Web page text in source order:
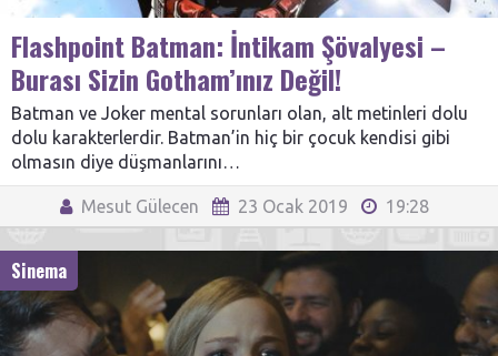
Flashpoint Batman: İntikam Şövalyesi –
Burası Sizin Gotham’ınız Değil!
Batman ve Joker mental sorunları olan, alt metinleri dolu
dolu karakterlerdir. Batman’in hiç bir çocuk kendisi gibi
olmasın diye düşmanlarını…
Mesut Gülecen 23 Ocak 2019 19:28
Sinema